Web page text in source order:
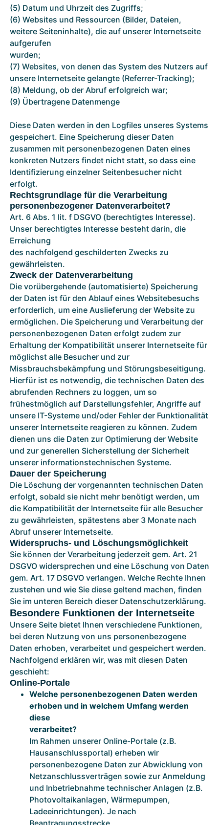
(5) Datum und Uhrzeit des Zugriffs;
(6) Websites und Ressourcen (Bilder, Dateien,
weitere Seiteninhalte), die auf unserer Internetseite
aufgerufen
wurden;
(7) Websites, von denen das System des Nutzers auf
unsere Internetseite gelangte (Referrer-Tracking);
(8) Meldung, ob der Abruf erfolgreich war;
(9) Übertragene Datenmenge
Diese Daten werden in den Logfiles unseres Systems
gespeichert. Eine Speicherung dieser Daten
zusammen mit personenbezogenen Daten eines
konkreten Nutzers findet nicht statt, so dass eine
Identifizierung einzelner Seitenbesucher nicht
erfolgt.
Rechtsgrundlage für die Verarbeitung
personenbezogener Datenverarbeitet?
Art. 6 Abs. 1 lit. f DSGVO (berechtigtes Interesse).
Unser berechtigtes Interesse besteht darin, die
Erreichung
des nachfolgend geschilderten Zwecks zu
gewährleisten.
Zweck der Datenverarbeitung
Die vorübergehende (automatisierte) Speicherung
der Daten ist für den Ablauf eines Websitebesuchs
erforderlich, um eine Auslieferung der Website zu
ermöglichen. Die Speicherung und Verarbeitung der
personenbezogenen Daten erfolgt zudem zur
Erhaltung der Kompatibilität unserer Internetseite für
möglichst alle Besucher und zur
Missbrauchsbekämpfung und Störungsbeseitigung.
Hierfür ist es notwendig, die technischen Daten des
abrufenden Rechners zu loggen, um so
frühestmöglich auf Darstellungsfehler, Angriffe auf
unsere IT-Systeme und/oder Fehler der Funktionalität
unserer Internetseite reagieren zu können. Zudem
dienen uns die Daten zur Optimierung der Website
und zur generellen Sicherstellung der Sicherheit
unserer informationstechnischen Systeme.
Dauer der Speicherung
Die Löschung der vorgenannten technischen Daten
erfolgt, sobald sie nicht mehr benötigt werden, um
die Kompatibilität der Internetseite für alle Besucher
zu gewährleisten, spätestens aber 3 Monate nach
Abruf unserer Internetseite.
Widerspruchs- und Löschungsmöglichkeit
Sie können der Verarbeitung jederzeit gem. Art. 21
DSGVO widersprechen und eine Löschung von Daten
gem. Art. 17 DSGVO verlangen. Welche Rechte Ihnen
zustehen und wie Sie diese geltend machen, finden
Sie im unteren Bereich dieser Datenschutzerklärung.
Besondere Funktionen der Internetseite
Unsere Seite bietet Ihnen verschiedene Funktionen,
bei deren Nutzung von uns personenbezogene
Daten erhoben, verarbeitet und gespeichert werden.
Nachfolgend erklären wir, was mit diesen Daten
geschieht:
Online-Portale
Welche personenbezogenen Daten werden
erhoben und in welchem Umfang werden
diese
verarbeitet?
Im Rahmen unserer Online-Portale (z.B.
Hausanschlussportal) erheben wir
personenbezogene Daten zur Abwicklung von
Netzanschlussverträgen sowie zur Anmeldung
und Inbetriebnahme technischer Anlagen (z.B.
Photovoltaikanlagen, Wärmepumpen,
Ladeeinrichtungen). Je nach